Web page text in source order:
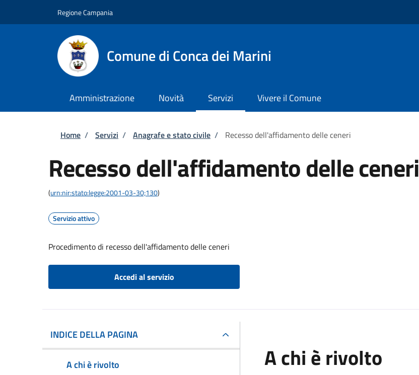
Regione Campania
Comune di Conca dei Marini
Amministrazione Novità Servizi Vivere il Comune
Briciole di pane
Home / Servizi / Anagrafe e stato civile / Recesso dell'affidamento delle ceneri
Recesso dell'affidamento delle ceneri
(urn:nir:stato:legge:2001-03-30;130)
Servizio attivo
Procedimento di recesso dell'affidamento delle ceneri
Accedi al servizio
INDICE DELLA PAGINA
A chi è rivolto
A chi è rivolto